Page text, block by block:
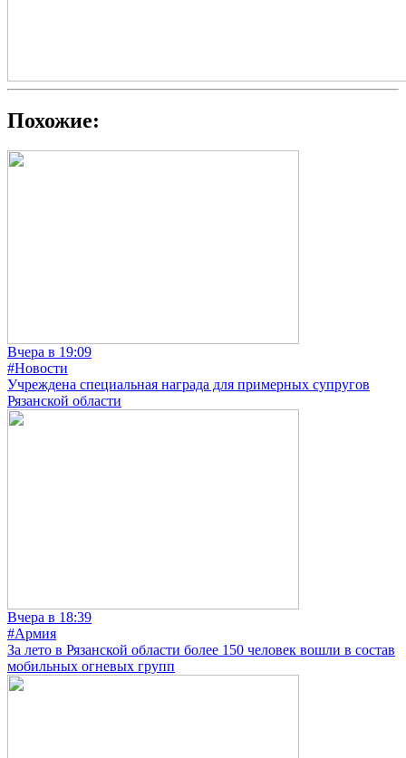
Похожие:
Вчера в 19:09
#Новости
Учреждена специальная награда для примерных супругов
Рязанской области
Вчера в 18:39
#Армия
За лето в Рязанской области более 150 человек вошли в состав
мобильных огневых групп